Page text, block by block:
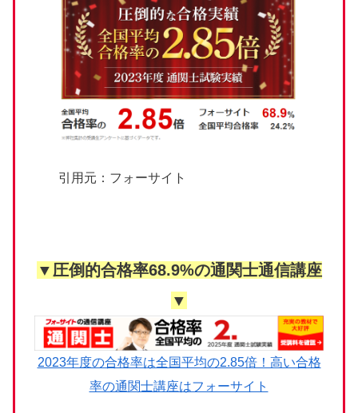
引用元：フォーサイト
▼圧倒的合格率68.9%の通関士通信講座
▼
2023年度の合格率は全国平均の2.85倍！高い合格
率の通関士講座はフォーサイト